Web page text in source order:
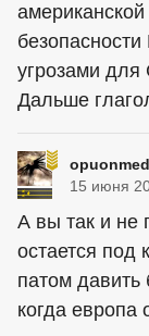
угрозами
Дальше
opuonmed
15 июня
А вы так и не
остается под
патом давить
когда европа